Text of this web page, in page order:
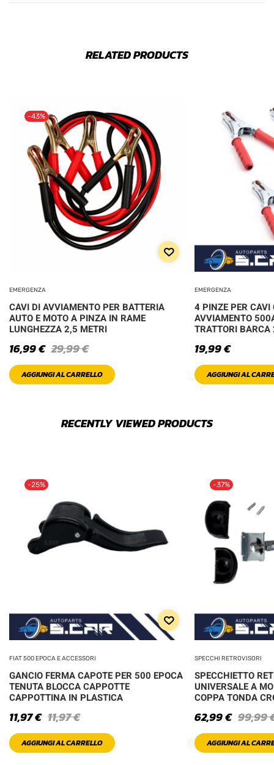
RELATED PRODUCTS
-43%
EMERGENZA
CAVI DI AVVIAMENTO PER BATTERIA
AUTO E MOTO A PINZA IN RAME
LUNGHEZZA 2,5 METRI
29,99€
16,99€
AGGIUNGI AL CARRELLO
EMERGENZA
4 PINZE PER CAVI
AVVIAMENTO
TRATTORI BARCA
19,99€
AGGIUNGI AL
RECENTLY VIEWED PRODUCTS
-25%
FIAT 500 EPOCA E ACCESSORI
GANCIO FERMA CAPOTE PER 500 EPOCA
TENUTA BLOCCA CAPPOTTE
CAPPOTTINA IN PLASTICA
11,97€
11,97€
AGGIUNGI AL CARRELLO
-37%
SPECCHI RETROVISORI
SPECCHIETTO
UNIVERSALE A
COPPA TONDA
99,99
62,99€
AGGIUNGI AL